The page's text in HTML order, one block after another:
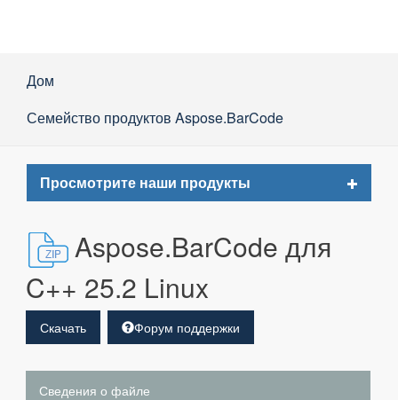
Дом
Семейство продуктов Aspose.BarCode
Просмотрите наши продукты
Toggle
Aspose.BarCode для
C++ 25.2 Linux
Скачать Форум поддержки
Сведения о файле